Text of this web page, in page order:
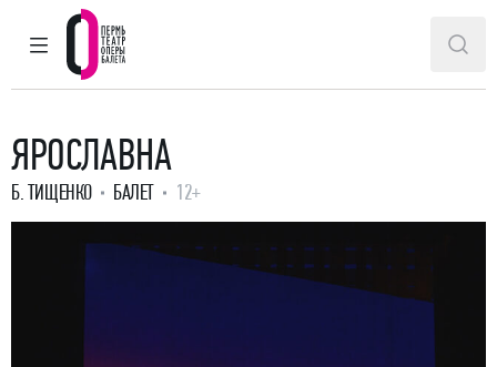
ГЛАВНОЕ МЕНЮ
Пермский театр оперы и балета
ЯРОСЛАВНА
Б. ТИЩЕНКО БАЛЕТ 12+